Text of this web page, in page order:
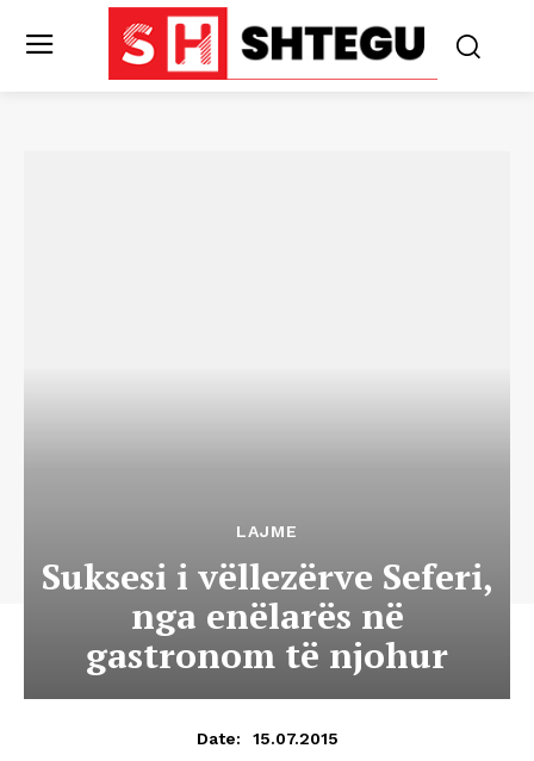
LAJME
Suksesi i vëllezërve Seferi,
nga enëlarës në
gastronom të njohur
Date: 15.07.2015